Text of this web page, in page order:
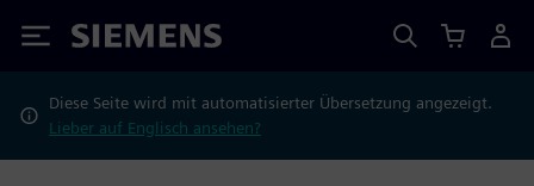
Siemens
Diese Seite wird mit automatisierter Übersetzung angezeigt.
Lieber auf Englisch ansehen?